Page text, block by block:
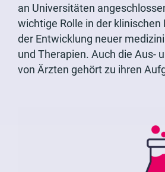
an Universitäten
wichtige Rolle in der klinischen
der Entwicklung neuer
und Therapien. Auch die Aus-
von Ärzten gehört zu ihren